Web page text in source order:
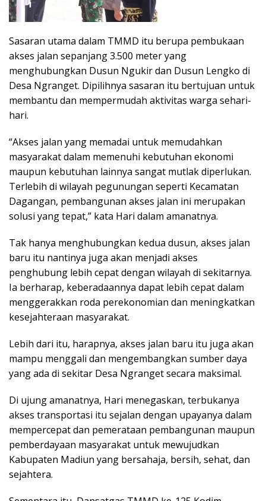
Sasaran utama dalam TMMD itu berupa pembukaan
akses jalan sepanjang 3.500 meter yang
menghubungkan Dusun Ngukir dan Dusun Lengko di
Desa Ngranget. Dipilihnya sasaran itu bertujuan untuk
membantu dan mempermudah aktivitas warga sehari-
hari.
“Akses jalan yang memadai untuk memudahkan
masyarakat dalam memenuhi kebutuhan ekonomi
maupun kebutuhan lainnya sangat mutlak diperlukan.
Terlebih di wilayah pegunungan seperti Kecamatan
Dagangan, pembangunan akses jalan ini merupakan
solusi yang tepat,” kata Hari dalam amanatnya.
Tak hanya menghubungkan kedua dusun, akses jalan
baru itu nantinya juga akan menjadi akses
penghubung lebih cepat dengan wilayah di sekitarnya.
Ia berharap, keberadaannya dapat lebih cepat dalam
menggerakkan roda perekonomian dan meningkatkan
kesejahteraan masyarakat.
Lebih dari itu, harapnya, akses jalan baru itu juga akan
mampu menggali dan mengembangkan sumber daya
yang ada di sekitar Desa Ngranget secara maksimal.
Di ujung amanatnya, Hari menegaskan, terbukanya
akses transportasi itu sejalan dengan upayanya dalam
mempercepat dan pemerataan pembangunan maupun
pemberdayaan masyarakat untuk mewujudkan
Kabupaten Madiun yang bersahaja, bersih, sehat, dan
sejahtera.